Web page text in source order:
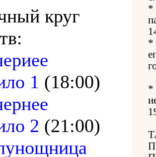
круг
1 (18:00)
2 (21:00)
*
*
*